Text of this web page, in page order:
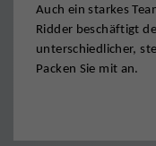
Auch ein starkes
Ridder beschäftigt
unterschiedlicher,
Packen Sie mit an.